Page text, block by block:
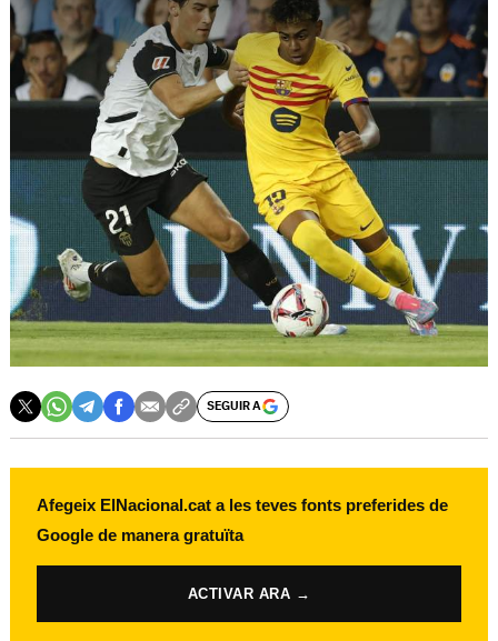
SEGUIR A
Afegeix ElNacional.cat a les teves fonts preferides de
Google de manera gratuïta
ACTIVAR ARA →